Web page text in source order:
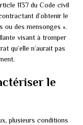
1137 du Code civil
d’obtenir le
ou des mensonges ».
visant à tromper
qu’elle n’aurait pas
le
plusieurs conditions